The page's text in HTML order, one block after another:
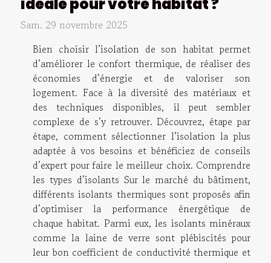
idéale pour votre habitat ?
Sam. 29 novembre 2025
Bien choisir l’isolation de son habitat permet
d’améliorer le confort thermique, de réaliser des
économies d’énergie et de valoriser son
logement. Face à la diversité des matériaux et
des techniques disponibles, il peut sembler
complexe de s’y retrouver. Découvrez, étape par
étape, comment sélectionner l’isolation la plus
adaptée à vos besoins et bénéficiez de conseils
d’expert pour faire le meilleur choix. Comprendre
les types d’isolants Sur le marché du bâtiment,
différents isolants thermiques sont proposés afin
d’optimiser la performance énergétique de
chaque habitat. Parmi eux, les isolants minéraux
comme la laine de verre sont plébiscités pour
leur bon coefficient de conductivité thermique et